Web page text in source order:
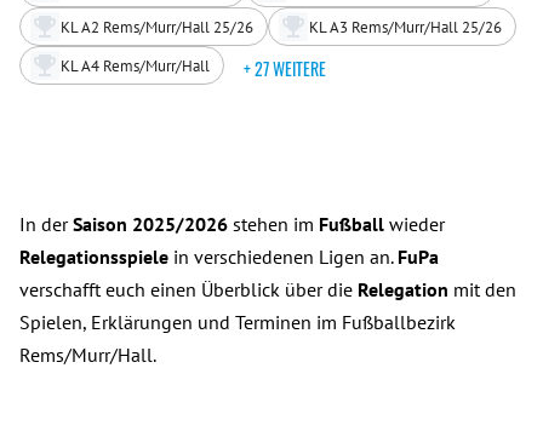
KL A2 Rems/Murr/Hall 25/26
KL A3 Rems/Murr/Hall 25/26
KL A4 Rems/Murr/Hall
+ 27 WEITERE
In derSaison 2025/2026 stehen im Fußball wieder
Relegationsspiele in verschiedenen Ligen an. FuPa
verschafft euch einen Überblick über die Relegation mit den
Spielen, Erklärungen und Terminen im Fußballbezirk
Rems/Murr/Hall.